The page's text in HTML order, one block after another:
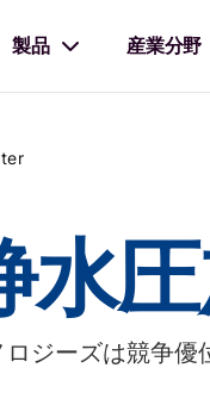
製品 産業分野
水
ジーズは競争優